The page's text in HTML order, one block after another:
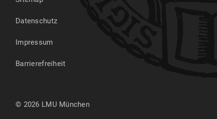
Datenschutz
Impressum
Barrierefreiheit
© 2026 LMU München